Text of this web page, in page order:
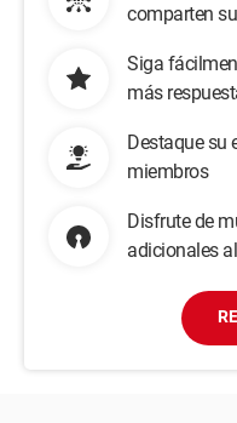
comparten
Siga
más
Destaque su
miembros
Disfrute de
adicionales